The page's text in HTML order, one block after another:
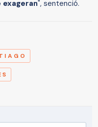
exageran", sentenció.